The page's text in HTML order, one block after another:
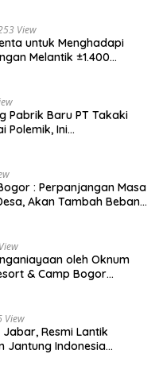
View
untuk Menghadapi
Melantik ±1.400
Pabrik Baru PT Takaki
Polemik, Ini
: Perpanjangan Masa
Akan Tambah Beban
oleh Oknum
& Camp Bogor
View
Resmi Lantik
Jantung Indonesia